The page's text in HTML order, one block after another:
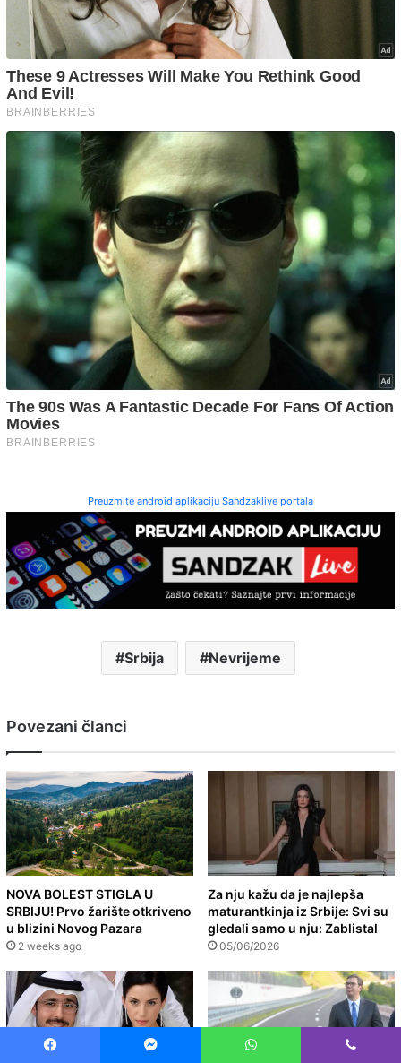
Preuzmite android aplikaciju Sandzaklive portala
Srbija Nevrijeme
Povezani članci
NOVA BOLEST STIGLA U
SRBIJU! Prvo žarište otkriveno
u blizini Novog Pazara
2 weeks ago
Za nju kažu da je najlepša
maturantkinja iz Srbije: Svi su
gledali samo u nju: Zablistal
05/06/2026